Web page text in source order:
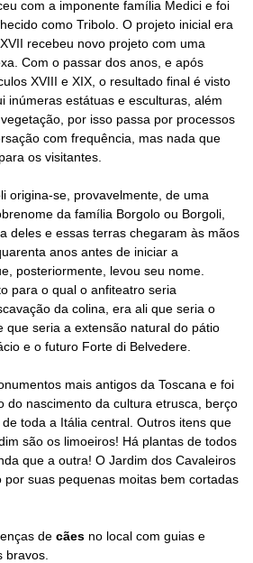
com a imponente família Medici e foi
como Tribolo. O projeto inicial era
recebeu novo projeto com uma
Com o passar dos anos, e após
XVIII e XIX, o resultado final é visto
inúmeras estátuas e esculturas, além
por isso passa por processos
com frequência, mas nada que
os visitantes.
origina-se, provavelmente, de uma
da família Borgolo ou Borgoli,
deles e essas terras chegaram às mãos
anos antes de iniciar a
posteriormente, levou seu nome.
para o qual o anfiteatro seria
da colina, era ali que seria o
que seria a extensão natural do pátio
e o futuro Forte di Belvedere.
mais antigos da Toscana e foi
do nascimento da cultura etrusca, berço
toda a Itália central. Outros itens que
são os limoeiros! Há plantas de todos
que a outra! O Jardim dos Cavaleiros
suas pequenas moitas bem cortadas
de cães no local com guias e
bravos.